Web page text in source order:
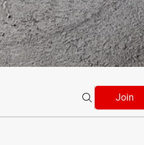
Join